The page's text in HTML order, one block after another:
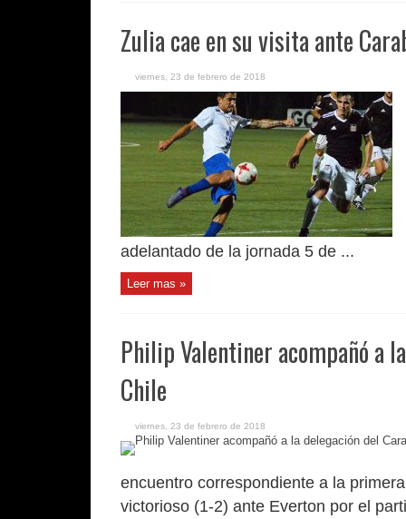
Zulia cae en su visita ante
viernes, 23 de febrero de 2018
adelantado de la jornada 5 de ...
Leer mas »
Philip Valentiner acompañó a
Chile
viernes, 23 de febrero de 2018
encuentro correspondiente a la
victorioso (1-2) ante Everton por el